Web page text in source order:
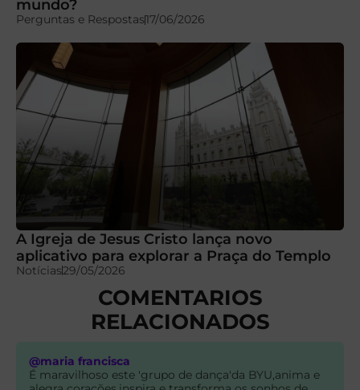
mundo?
Perguntas e Respostas17/06/2026
A Igreja de Jesus Cristo lança novo
aplicativo para explorar a Praça do Templo
Notícias29/05/2026
COMENTARIOS
RELACIONADOS
@maria francisca
É maravilhoso este 'grupo de dança'da BYU,anima e